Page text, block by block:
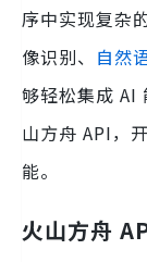
序中实现复杂
像识别、 自然
够轻松集成 AI
山方舟 API，
能。
火山方舟